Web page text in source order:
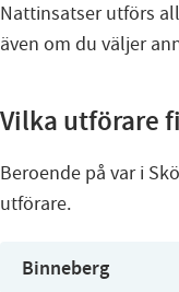
Nattinsatser utförs
även om du väljer
Vilka utförare
Beroende på var i
utförare.
Binneberg